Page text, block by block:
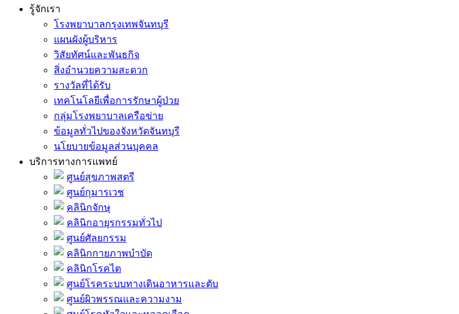
รู้จักเรา
โรงพยาบาลกรุงเทพจันทบุรี
แผนผังผู้บริหาร
วิสัยทัศน์และพันธกิจ
สิ่งอำนวยความสะดวก
รางวัลที่ได้รับ
เทคโนโลยีเพื่อการรักษาผู้ป่วย
กลุ่มโรงพยาบาลเครือข่าย
ข้อมูลทั่วไปของจังหวัดจันทบุรี
นโยบายข้อมูลส่วนบุคคล
บริการทางการแพทย์
ศูนย์สุขภาพสตรี
ศูนย์กุมารเวช
คลินิกจักษุ
คลินิกอายุรกรรมทั่วไป
ศูนย์ศัลยกรรม
คลินิกกายภาพบำบัด
คลินิกโรคไต
ศูนย์โรคระบบทางเดินอาหารและตับ
ศูนย์ผิวพรรณและความงาม